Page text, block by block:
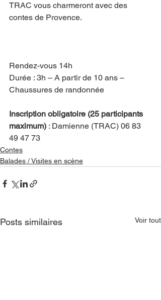
TRAC vous charmeront avec des
contes de Provence.
Rendez-vous 14h
Durée : 3h – A partir de 10 ans –
Chaussures de randonnée
Inscription obligatoire (25 participants
maximum) : Damienne (TRAC) 06 83
49 47 73
Contes
Balades / Visites en scène
Posts similaires Voir tout